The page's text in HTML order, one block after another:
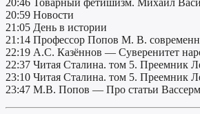
20:46 Товарный фетишизм. Михаил
20:59 Новости
21:05 День в истории
21:14 Профессор Попов М. В.
22:19 А.С. Казённов — Суверенитет
22:37 Читая Сталина. том 5. Преемник
23:10 Читая Сталина. том 5. Преемник
23:47 М.В. Попов — Про статьи